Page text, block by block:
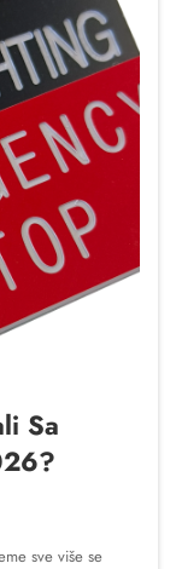
Sa
sve više se